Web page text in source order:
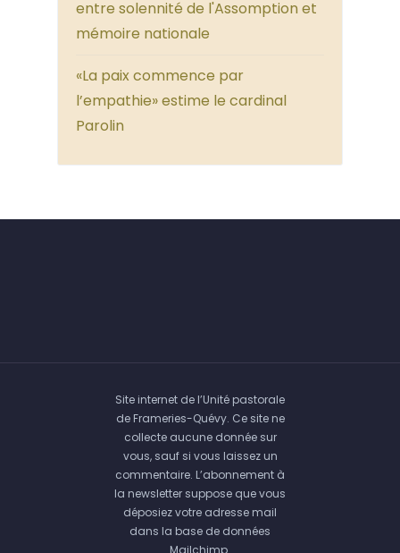
entre solennité de l'Assomption et
mémoire nationale
«La paix commence par
l’empathie» estime le cardinal
Parolin
Site internet de l’Unité pastorale
de Frameries-Quévy. Ce site ne
collecte aucune donnée sur
vous, sauf si vous laissez un
commentaire. L’abonnement à
la newsletter suppose que vous
déposiez votre adresse mail
dans la base de données